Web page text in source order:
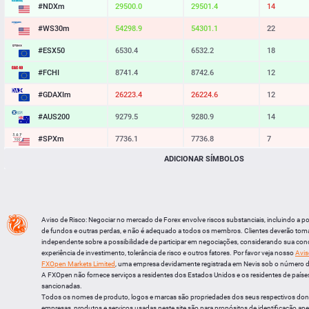
#NDXm 29500.0 29501.4 14
#WS30m 54298.9 54301.1 22
#ESX50 6530.4 6532.2 18
#FCHI 8741.4 8742.6 12
#GDAXIm 26223.4 26224.6 12
#AUS200 9279.5 9280.9 14
#SPXm 7736.1 7736.8 7
10894.8
LTCUSD 45.407 45.493 86
XRPUSD 1.04305 1.04445 140
ETHUSD 1909.244 1909.696 452
ADICIONAR SÍMBOLOS
Aviso de Risco: Negociar no mercado de Forex envolve riscos substanciais, incluindo a
de fundos e outras perdas, e não é adequado a todos os membros. Clientes deverão
independente sobre a possibilidade de participar em negociações, considerando sua
experiência de investimento, tolerância de risco e outros fatores. Por favor veja nosso
FXOpen Markets Limited , uma empresa devidamente registrada em Nevis sob o número
A FXOpen não fornece serviços a residentes dos Estados Unidos e os residentes de
sancionadas.
Todos os nomes de produto, logos e marcas são propriedades dos seus respectivos